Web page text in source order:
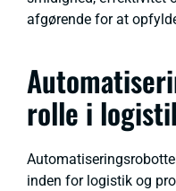
afgørende for at
rolle i
inden for logistik og